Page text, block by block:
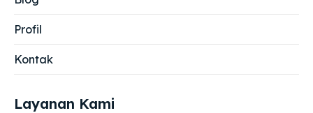
Profil
Kontak
Layanan Kami